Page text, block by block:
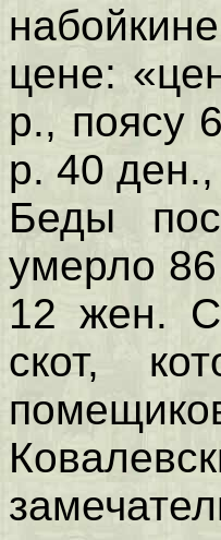
цене:
р., поясу
р. 40
Беды
умерло
12 жен.
скот,